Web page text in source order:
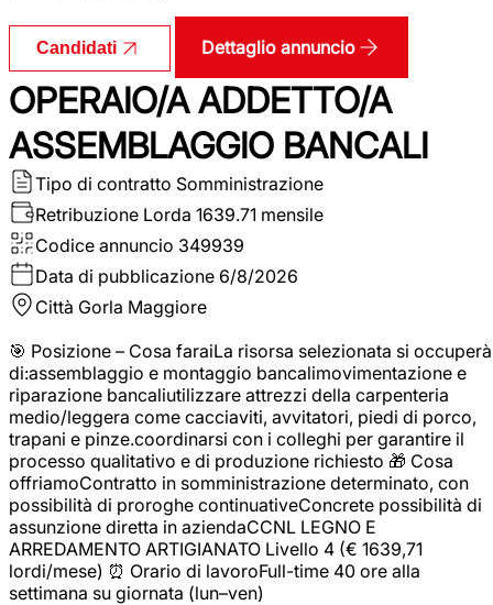
Candidati Dettaglio annuncio
OPERAIO/A ADDETTO/A
ASSEMBLAGGIO BANCALI
Tipo di contratto Somministrazione
Retribuzione Lorda 1639.71 mensile
Codice annuncio 349939
Data di pubblicazione 6/8/2026
Città Gorla Maggiore
🎯 Posizione – Cosa faraiLa risorsa selezionata si occuperà
di:assemblaggio e montaggio bancalimovimentazione e
riparazione bancaliutilizzare attrezzi della carpenteria
medio/leggera come cacciaviti, avvitatori, piedi di porco,
trapani e pinze.coordinarsi con i colleghi per garantire il
processo qualitativo e di produzione richiesto 🎁 Cosa
offriamoContratto in somministrazione determinato, con
possibilità di proroghe continuativeConcrete possibilità di
assunzione diretta in aziendaCCNL LEGNO E
ARREDAMENTO ARTIGIANATO Livello 4 (€ 1639,71
lordi/mese) ⏰ Orario di lavoroFull-time 40 ore alla
settimana su giornata (lun–ven)